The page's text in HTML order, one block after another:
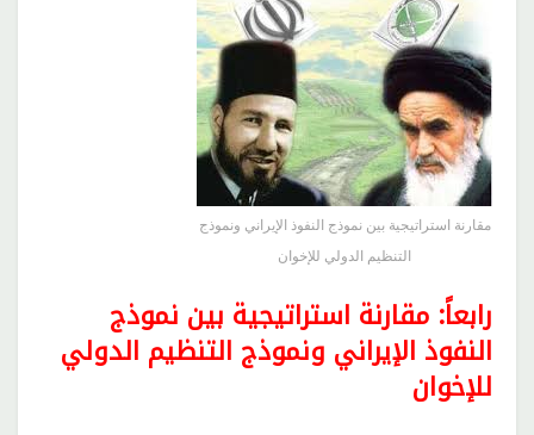
مقارنة استراتيجية بين نموذج النفوذ الإيراني ونموذج
التنظيم الدولي للإخوان
رابعاً: مقارنة استراتيجية بين نموذج
النفوذ الإيراني ونموذج التنظيم الدولي
للإخوان